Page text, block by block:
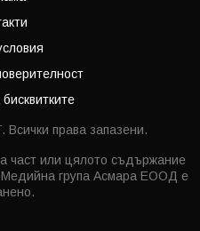
права запазени.
част или цялото съдържание
група Асмара ЕООД е